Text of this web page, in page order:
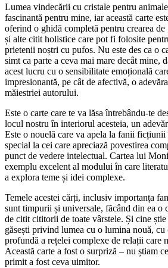
Lumea vindecării cu cristale pentru
fascinantă pentru mine, iar această carte
oferind o ghidă completă pentru crearea
și alte citit holistice care pot fi folosite
prietenii noștri cu pufos. Nu este des ca o
simt ca parte a ceva mai mare decât mine,
acest lucru cu o sensibilitate emoțională
impresionantă, pe cât de afectivă, o
măiestriei autorului.
Este o carte care te va lăsa întrebându-te
locul nostru în interiorul acesteia, un
Este o nouelă care va apela la fanii
special la cei care apreciază povestirea
punct de vedere intelectual. Cartea lui
exemplu excelent al modului în care
a explora teme și idei complexe.
Temele acestei cărți, inclusiv importanța
sunt timpurii și universale, făcând din ea o
de citit cititorii de toate vârstele. Și cine știe
găsești privind lumea cu o lumina nouă, cu
profundă a rețelei complexe de relații care
Această carte a fost o surpriză – nu știam
primit a fost ceva uimitor.